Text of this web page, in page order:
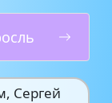
Сергей